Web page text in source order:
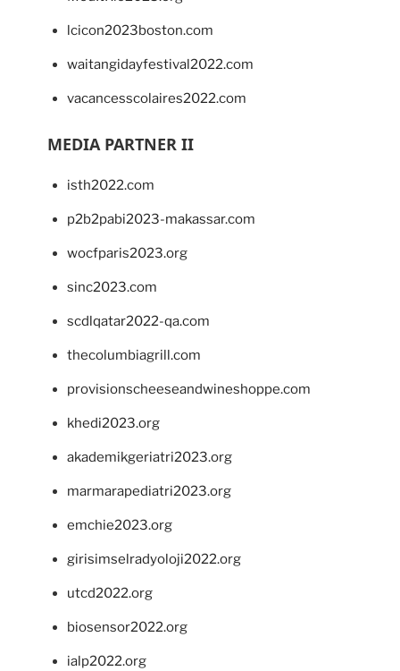
lcicon2023boston.com
waitangidayfestival2022.com
vacancesscolaires2022.com
MEDIA PARTNER II
isth2022.com
p2b2pabi2023-makassar.com
wocfparis2023.org
sinc2023.com
scdlqatar2022-qa.com
thecolumbiagrill.com
provisionscheeseandwineshoppe.com
khedi2023.org
akademikgeriatri2023.org
marmarapediatri2023.org
emchie2023.org
girisimselradyoloji2022.org
utcd2022.org
biosensor2022.org
ialp2022.org